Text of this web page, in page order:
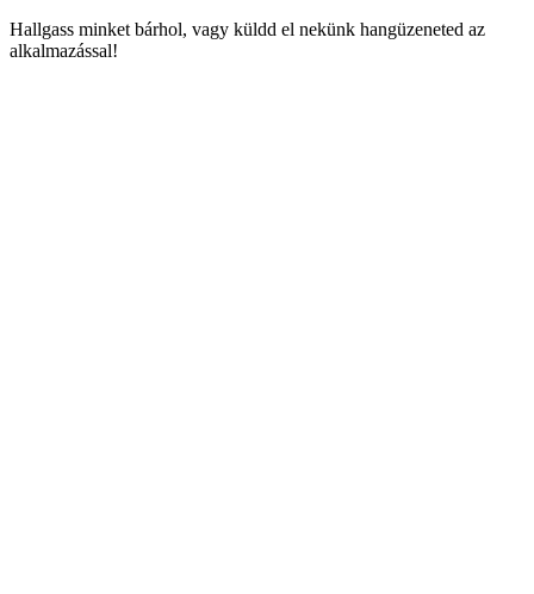
Hallgass minket bárhol, vagy küldd el nekünk hangüzeneted az
alkalmazással!